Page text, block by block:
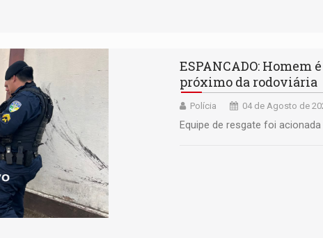
ESPANCADO:
próximo da rodoviária
Polícia 04 de Agosto de
Equipe de resgate foi